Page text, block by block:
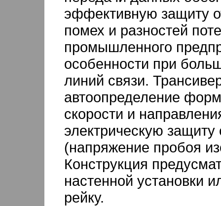
эффективную защиту
помех и разностей
промышленного
особенности при
линий связи.
автоопределение
скорости и
электрическую защиту
(напряжение пробоя
Конструкция
настенной установки
рейку.